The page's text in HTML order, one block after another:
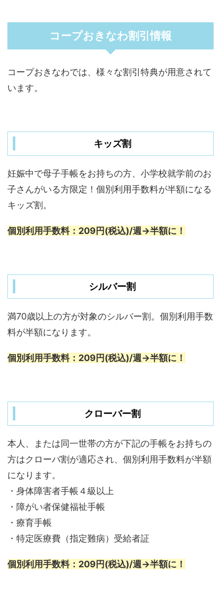
コープおきなわ割引情報
コープおきなわでは、様々な割引特典が用意されて
います。
キッズ割
妊娠中で母子手帳をお持ちの方、小学校就学前のお
子さんがいる方限定！個別利用手数料が半額になる
キッズ割。
個別利用手数料：209円(税込)/週→半額に！
シルバー割
満70歳以上の方が対象のシルバー割。個別利用手数
料が半額になります。
個別利用手数料：209円(税込)/週→半額に！
クローバー割
本人、または同一世帯の方が下記の手帳をお持ちの
方はクローバ割が適応され、個別利用手数料が半額
になります。
・身体障害者手帳４級以上
・障がい者保健福祉手帳
・療育手帳
・特定医療費（指定難病）受給者証
個別利用手数料：209円(税込)/週→半額に！